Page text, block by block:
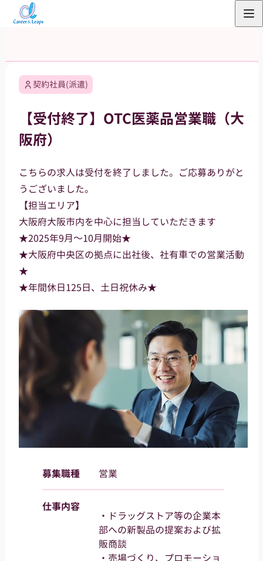
ス
契約社員(派遣)
【受付終了】OTC医薬品営業職（大
阪府）
こちらの求人は受付を終了しました。ご応募ありがと
うございました。
【担当エリア】
大阪府大阪市内を中心に担当していただきます
★2025年9月～10月開始★
★大阪府中央区の拠点に出社後、社有車での営業活動
★
★年間休日125日、土日祝休み★
募集職種 営業
仕事内容
・ドラッグストア等の企業本
部への新製品の提案および拡
販商談
・売場づくり、プロモーショ